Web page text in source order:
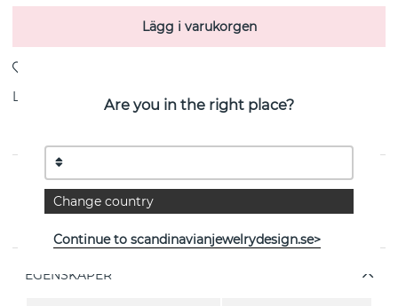
Lägg i varukorgen
Leverans: lagervara 3-5 arbetsdagar
PRODUKTBESKRIVNING
Forget Me Not Thin är en ring i 18k guld från svenska
EGENSKAPER
Are you in the right place?
Change country
Continue to scandinavianjewelrydesign.se>